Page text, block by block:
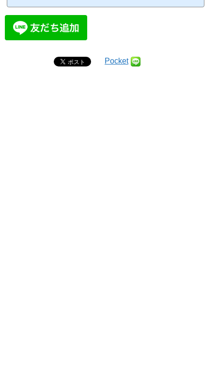
た。特に1,500ルーメンという抜群の明るさ...
Pocket